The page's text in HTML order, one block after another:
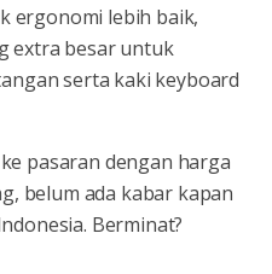
ergonomi lebih baik,
extra besar untuk
serta kaki keyboard
pasaran dengan harga
belum ada kabar kapan
Berminat?